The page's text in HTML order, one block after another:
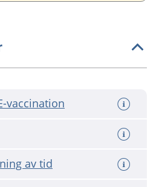
vaccination
av tid